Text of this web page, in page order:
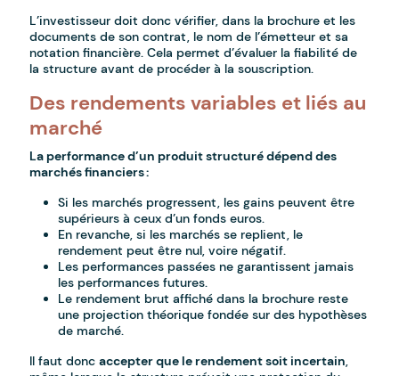
L’investisseur doit donc vérifier, dans la brochure et les
documents de son contrat, le nom de l’émetteur et sa
notation financière. Cela permet d’évaluer la fiabilité de
la structure avant de procéder à la souscription.
Des rendements variables et liés au
marché
La performance d’un produit structuré dépend des
marchés financiers :
Si les marchés progressent, les gains peuvent être
supérieurs à ceux d’un fonds euros.
En revanche, si les marchés se replient, le
rendement peut être nul, voire négatif.
Les performances passées ne garantissent jamais
les performances futures.
Le rendement brut affiché dans la brochure reste
une projection théorique fondée sur des hypothèses
de marché.
Il faut doncaccepter que le rendement soit incertain,